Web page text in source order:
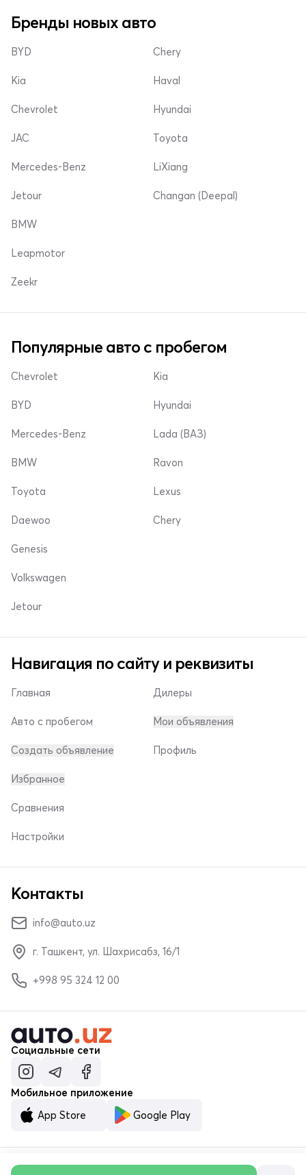
Бренды новых авто
BYD
Kia
Chevrolet
Chery
Haval
Hyundai
JAC
Mercedes-Benz
Jetour
Toyota
LiXiang
Changan (Deepal)
BMW
Leapmotor
Zeekr
Популярные авто с пробегом
Chevrolet
BYD
Mercedes-Benz
Kia
Hyundai
Lada (ВАЗ)
BMW
Toyota
Daewoo
Ravon
Lexus
Chery
Genesis
Volkswagen
Jetour
Навигация по сайту и реквизиты
Главная
Авто с пробегом
Создать объявление
Дилеры
Мои объявления
Профиль
Избранное
Сравнения
Настройки
Контакты
info@auto.uz
г. Ташкент, ул. Шахрисабз, 16/1
+998 95 324 12 00
Социальные сети
Мобильное приложение
App Store
Google Play